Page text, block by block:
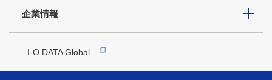
企業情報
I-O DATA Global